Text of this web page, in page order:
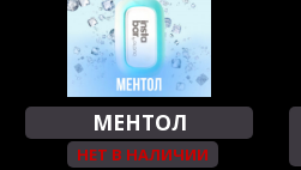
МЕНТОЛ
НЕТ В НАЛИЧИИ